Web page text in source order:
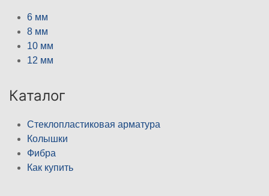
6 мм
8 мм
10 мм
12 мм
Каталог
Стеклопластиковая арматура
Колышки
Фибра
Как купить